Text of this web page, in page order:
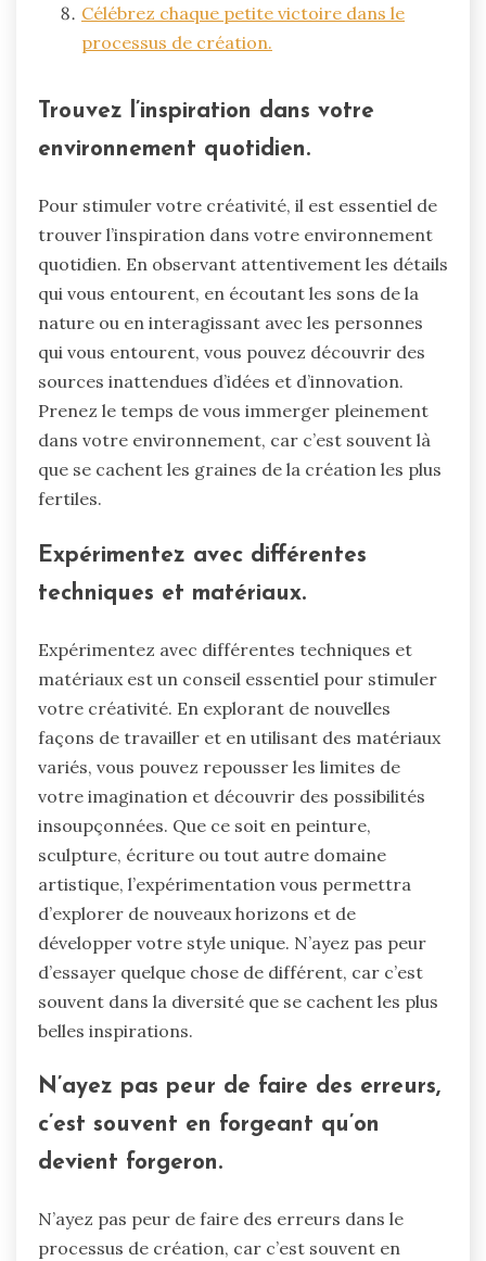
Célébrez chaque petite victoire dans le
processus de création.
Trouvez l’inspiration dans votre
environnement quotidien.
Pour stimuler votre créativité, il est essentiel de
trouver l’inspiration dans votre environnement
quotidien. En observant attentivement les détails
qui vous entourent, en écoutant les sons de la
nature ou en interagissant avec les personnes
qui vous entourent, vous pouvez découvrir des
sources inattendues d’idées et d’innovation.
Prenez le temps de vous immerger pleinement
dans votre environnement, car c’est souvent là
que se cachent les graines de la création les plus
fertiles.
Expérimentez avec différentes
techniques et matériaux.
Expérimentez avec différentes techniques et
matériaux est un conseil essentiel pour stimuler
votre créativité. En explorant de nouvelles
façons de travailler et en utilisant des matériaux
variés, vous pouvez repousser les limites de
votre imagination et découvrir des possibilités
insoupçonnées. Que ce soit en peinture,
sculpture, écriture ou tout autre domaine
artistique, l’expérimentation vous permettra
d’explorer de nouveaux horizons et de
développer votre style unique. N’ayez pas peur
d’essayer quelque chose de différent, car c’est
souvent dans la diversité que se cachent les plus
belles inspirations.
N’ayez pas peur de faire des erreurs,
c’est souvent en forgeant qu’on
devient forgeron.
N’ayez pas peur de faire des erreurs dans le
processus de création, car c’est souvent en